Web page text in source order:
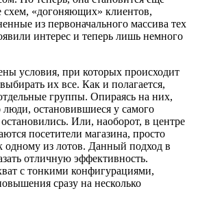
схем, «догоняющих» клиентов,
из первоначального массива тех
интерес и теперь лишь немного
условия, при которых происходит
их все. Как и полагается,
группы. Опираясь на них,
люди, остановившиеся у самого
Или, наоборот, в центре
посетители магазина, просто
одному из лотов. Данный подход в
отличную эффективность.
с тонкими конфигурациями,
сразу на несколько